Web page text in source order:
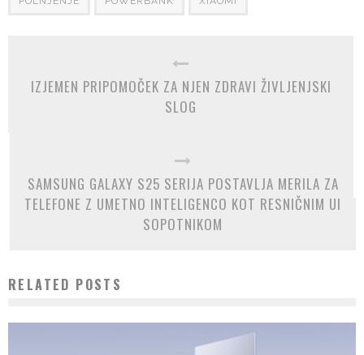
IZJEMEN PRIPOMOČEK ZA NJEN ZDRAVI ŽIVLJENJSKI
SLOG
SAMSUNG GALAXY S25 SERIJA POSTAVLJA MERILA ZA
TELEFONE Z UMETNO INTELIGENCO KOT RESNIČNIM UI
SOPOTNIKOM
RELATED POSTS